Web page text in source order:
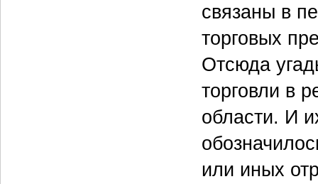
связаны в
торговых
Отсюда
торговли в
области. И
или иных